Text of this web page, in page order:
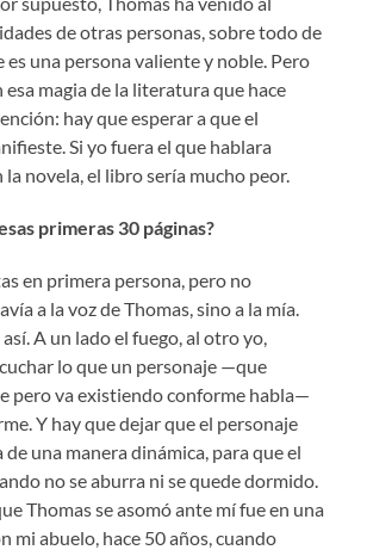
de otras personas, sobre todo de
es una persona valiente y noble. Pero
esa magia de la literatura que hace
hay que esperar a que el
Si yo fuera el que hablara
novela, el libro sería mucho peor.
primeras 30 páginas?
en primera persona, pero no
a la voz de Thomas, sino a la mía.
A un lado el fuego, al otro yo,
lo que un personaje —que
pero va existiendo conforme habla—
Y hay que dejar que el personaje
una manera dinámica, para que el
no se aburra ni se quede dormido.
Thomas se asomó ante mí fue en una
mi abuelo, hace 50 años, cuando